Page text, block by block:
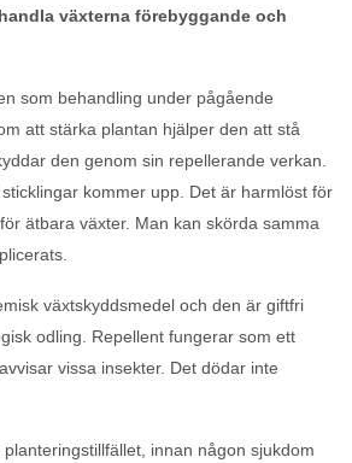
växterna förebyggande och
som behandling under pågående
att stärka plantan hjälper den att stå
den genom sin repellerande verkan.
kommer upp. Det är harmlöst för
ätbara växter. Man kan skörda samma
växtskyddsmedel och den är giftfri
odling. Repellent fungerar som ett
vissa insekter. Det dödar inte
innan någon sjukdom